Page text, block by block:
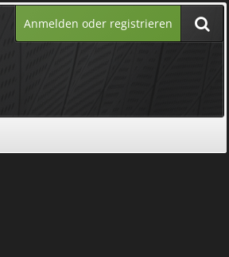
Anmelden oder registrieren